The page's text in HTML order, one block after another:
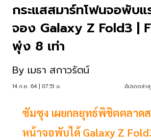
กระแสสมาร์ทโฟนจอพับ
จอง Galaxy Z Fold3 |
พุ่ง 8 เท่า
By เมธา สกาวรัตน์
14 ก.ย. 64 | 07:51 น. อัปเดตล่า
ซัมซุง เผยกลยุทธ์พิชิตตลาด
หน้าจอพับได้ Galaxy Z